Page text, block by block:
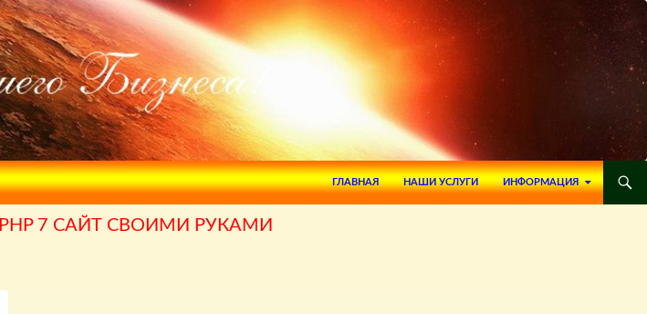
ПЕРЕЙТИ К СОДЕРЖИМОМУ
ГЛАВНАЯ
НАШИ УСЛУГИ ИНФОРМАЦИЯ
PHP 7 САЙТ СВОИМИ РУКАМИ